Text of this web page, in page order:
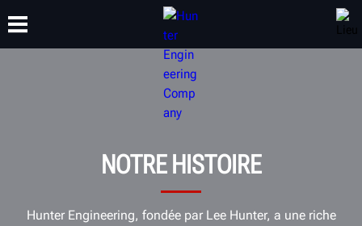
FORMATION
NOTRE HISTOIRE
Hunter Engineering, fondée par Lee Hunter, a une riche